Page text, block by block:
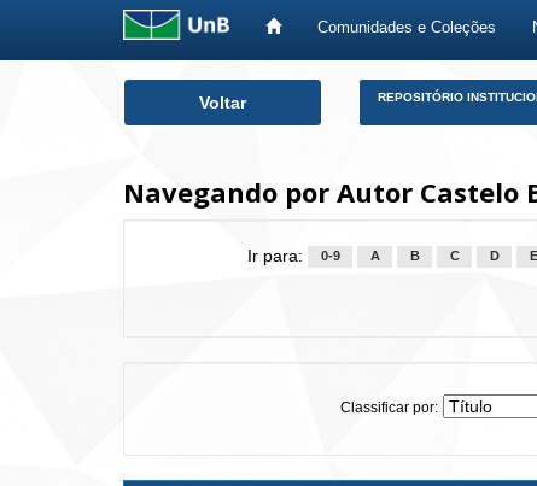
Comunidades e Coleções
Voltar REPOSITÓRIO
Navegando por Autor Castelo
Ir para: 0-9 A B C D E
Classificar por: